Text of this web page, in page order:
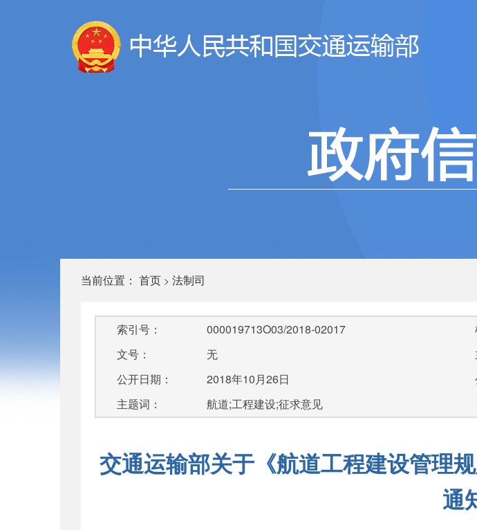
当前位置： 首页 > 法制司
索引号：
000019713O03/2018-02017
文号：
无
公开日期：
2018年10月26日
主题词：
航道;工程建设;征求意见
交通运输部关于《航道工程建设管理
通